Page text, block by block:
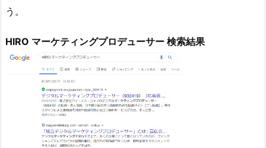
う。
HIRO マーケティングプロデューサー 検索結果